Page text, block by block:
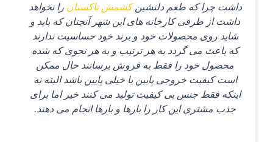
داشت چرا که طعم دلنشینکشمش تاکستانرا نخواهد
داشت از طرفی کارخانه‌ های این شهر آنچنان که باید و
شاید روی محصولات خود و برند خود حساسیت ندارند
که باعث می‌ گردد به هر ترتیب و به هر نحوی که شده
محصول خود را فقط به فروش برسانند حال ممکن
است کیفیت خروجی پایین یا خیلی پایین باشد البته نه
اینکه فقط جنس بی‌ کیفیت تولید می‌ کنند خیر اما برای
جذب مشتری این کار را بارها و بارها انجام می‌ دهند.